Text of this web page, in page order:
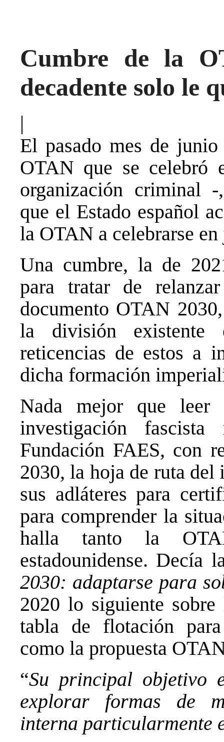
Cumbre de la
decadente solo le
|
El pasado mes de
OTAN que se celebró
organización criminal
que el Estado español
la OTAN a celebrarse
Una cumbre, la de
para tratar de
documento OTAN
la división existente
reticencias de estos a
dicha formación
Nada mejor que
investigación
Fundación FAES, con
2030, la hoja de ruta
sus adláteres para
para comprender la
halla tanto la
estadounidense. Decía
2030: adaptarse para
2020 lo siguiente
tabla de flotación
como la propuesta
“Su principal objetivo
explorar formas de
interna particularmente